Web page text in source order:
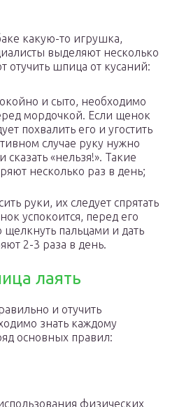
какую-то игрушка,
выделяют несколько
отучить шпица от кусаний:
и сыто, необходимо
мордочкой. Если щенок
похвалить его и угостить
случае руку нужно
сказать «нельзя!». Такие
несколько раз в день;
руки, их следует спрятать
успокоится, перед его
пальцами и дать
2-3 раза в день.
лаять
и отучить
знать каждому
основных правил:
физических